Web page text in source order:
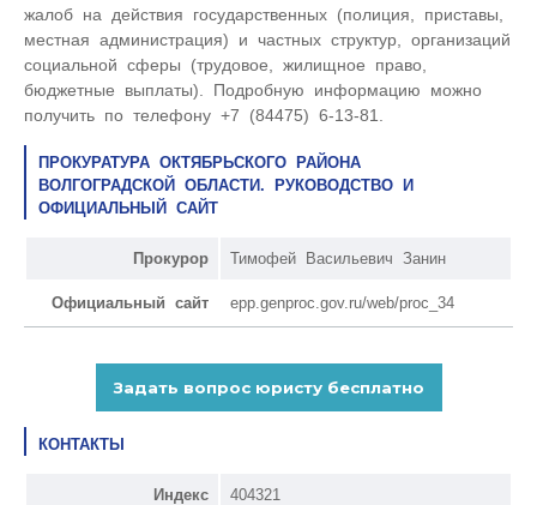
жалоб на действия государственных (полиция, приставы,
местная администрация) и частных структур, организаций
социальной сферы (трудовое, жилищное право,
бюджетные выплаты). Подробную информацию можно
получить по телефону +7 (84475) 6-13-81.
ПРОКУРАТУРА ОКТЯБРЬСКОГО РАЙОНА
ВОЛГОГРАДСКОЙ ОБЛАСТИ. РУКОВОДСТВО И
ОФИЦИАЛЬНЫЙ САЙТ
Прокурор Тимофей Васильевич Занин
Официальный сайт epp.genproc.gov.ru/web/proc_34
КОНТАКТЫ
Индекс 404321